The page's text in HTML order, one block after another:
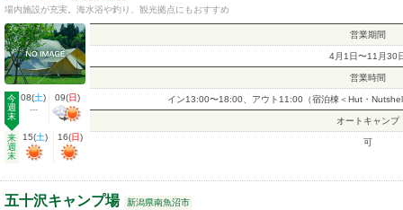
場内施設が充実。海水浴や釣り、観光拠点にもおすすめ
今
週
末
08(土)
---
09(日)
来
週
末
15(土) 16(日)
営業期間
4月1日〜11月30
営業時間
イン13:00〜18:00、アウト11:00（宿泊棟＜Hut・
オートキャンプ
可
五十沢キャンプ場
新潟県南魚沼市